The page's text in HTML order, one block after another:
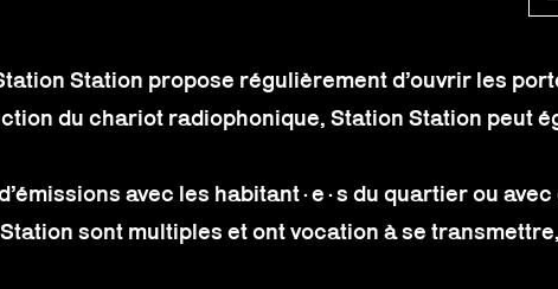
Station propose régulièrement d’ouvrir les
du chariot radiophonique, Station Station peut
avec les habitant·e·s du quartier ou
sont multiples et ont vocation à se